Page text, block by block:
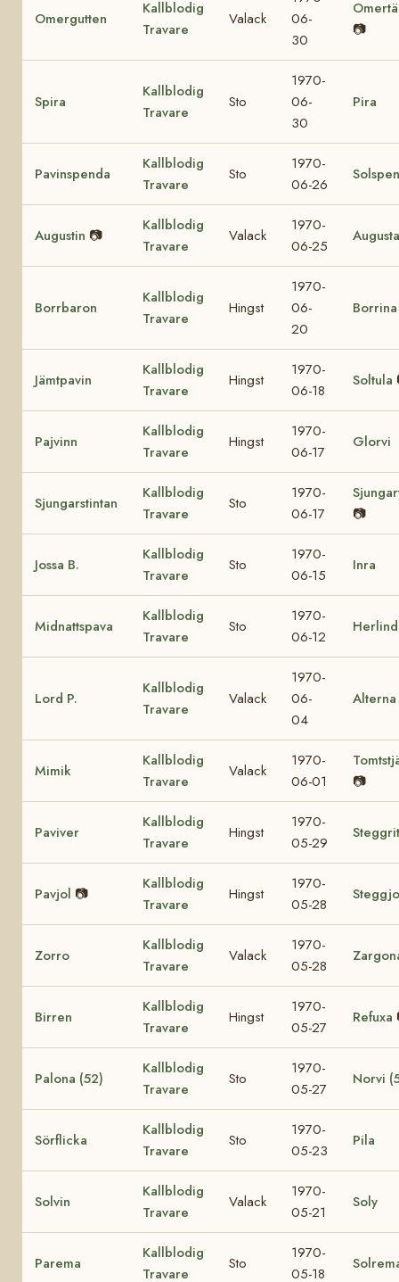
Omergutten
Kallblodig
Travare
Valack
06-
30
📷
Spira
Kallblodig
Travare
Sto
1970-
06-
30
Pira
Pavinspenda
Kallblodig
Travare
Sto
1970-
06-26
Augustin 📷
Kallblodig
Travare
Valack
1970-
06-25
Augusta
Borrbaron
Kallblodig
Travare
Hingst
1970-
06-
20
Borrina
Jämtpavin
Kallblodig
Travare
Hingst
1970-
06-18
Soltula
Pajvinn
Kallblodig
Travare
Hingst
1970-
06-17
Glorvi
Sjungarstintan
Kallblodig
Travare
Sto
1970-
06-17
📷
Jossa B.
Kallblodig
Travare
Sto
1970-
06-15
Inra
Midnattspava
Kallblodig
Travare
Sto
1970-
06-12
Lord P.
Kallblodig
Travare
Valack
1970-
06-
04
Alterna
Mimik
Kallblodig
Travare
Valack
1970-
06-01
📷
Paviver
Kallblodig
Travare
Hingst
1970-
05-29
Pavjol 📷
Kallblodig
Travare
Hingst
1970-
05-28
Zorro
Kallblodig
Travare
Valack
1970-
05-28
Birren
Kallblodig
Travare
Hingst
1970-
05-27
Refuxa
Palona (52)
Kallblodig
Travare
Sto
1970-
05-27
Norvi
Sörflicka
Kallblodig
Travare
Sto
1970-
05-23
Pila
Solvin
Kallblodig
Travare
Valack
1970-
05-21
Soly
Parema
Kallblodig
Travare
Sto
1970-
05-18